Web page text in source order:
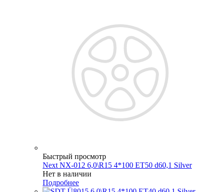
Быстрый просмотр
Next NX-012 6,0\R15 4*100 ET50 d60,1 Silver
Нет в наличии
Подробнее